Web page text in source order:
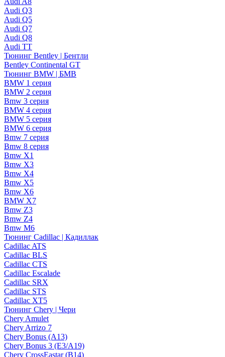
Audi Q3
Audi Q5
Audi Q7
Audi Q8
Audi TT
Тюнинг Bentley | Бентли
Bentley Continental GT
Тюнинг BMW | БМВ
BMW 1 серия
BMW 2 серия
Bmw 3 серия
BMW 4 серия
BMW 5 серия
BMW 6 серия
Bmw 7 серия
Bmw 8 серия
Bmw X1
Bmw X3
Bmw X4
Bmw X5
Bmw X6
BMW X7
Bmw Z3
Bmw Z4
Bmw М6
Тюнинг Cadillac | Кадиллак
Cadillac ATS
Cadillac BLS
Cadillac CTS
Cadillac Escalade
Cadillac SRX
Cadillac STS
Cadillac XT5
Тюнинг Chery | Чери
Chery Amulet
Chery Arrizo 7
Chery Bonus (A13)
Chery Bonus 3 (E3/A19)
Chery CrossEastar (B14)